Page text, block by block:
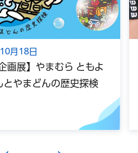
月18日
画展】やまむら ともよ
やまどんの歴史探検